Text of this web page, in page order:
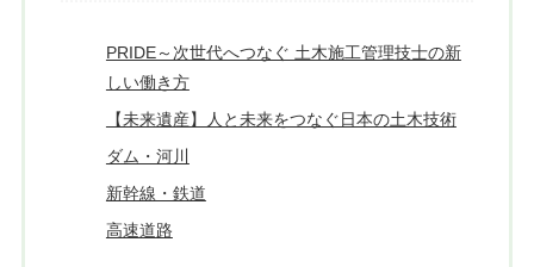
PRIDE～次世代へつなぐ 土木施工管理技士の新
しい働き方
【未来遺産】人と未来をつなぐ日本の土木技術
ダム・河川
新幹線・鉄道
高速道路